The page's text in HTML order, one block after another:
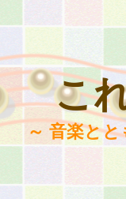
こ
～ 音楽と